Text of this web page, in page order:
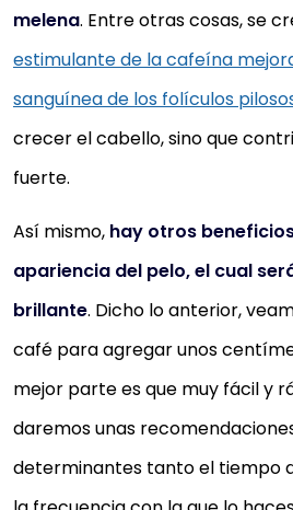
melena. Entre otras cosas, se
estimulante de la cafeína
sanguínea de los folículos
crecer el cabello, sino que
fuerte.
Así mismo, hay otros
apariencia del pelo, el cual
brillante. Dicho lo anterior,
café para agregar unos
mejor parte es que muy fácil y
daremos unas
determinantes tanto el tiempo